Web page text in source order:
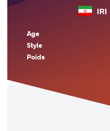
IRI
Age
Style
Poids